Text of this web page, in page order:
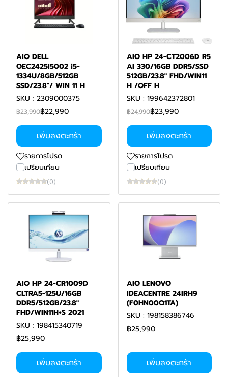
AIO DELL
OEC2425I5002 i5-
1334U/8GB/512GB
SSD/23.8"/ WIN 11 H
SKU : 2309000375
฿23,990฿22,990
เพิ่มลงตะกร้า
รายการโปรด
เปรียบเทียบ
(0)
AIO HP 24-CT2006D R5
AI 330/16GB DDR5/SSD
512GB/23.8" FHD/WIN11
H /OFF H
SKU : 199642372801
฿24,990฿23,990
เพิ่มลงตะกร้า
รายการโปรด
เปรียบเทียบ
(0)
AIO HP 24-CR1009D
CLTRA5-125U/16GB
DDR5/512GB/23.8"
FHD/WIN11H+S 2021
SKU : 198415340719
฿25,990
เพิ่มลงตะกร้า
AIO LENOVO
IDEACENTRE 24IRH9
(F0HN00Q1TA)
SKU : 198158386746
฿25,990
เพิ่มลงตะกร้า